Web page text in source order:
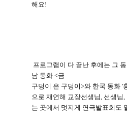
해요!
프로그램이 다 끝난 후에는 그
남 동화 <금
구덩이 은 구덩이>와 한국 동화 '
으로 재연해 교장선생님, 선생님,
는 곳에서 멋지게 연극발표회도